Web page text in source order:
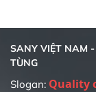
SANY VIỆT NAM
TÙNG
Slogan: Quality